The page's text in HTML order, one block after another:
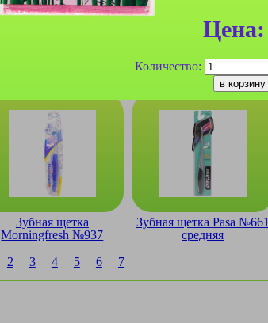
Цена:
Количество:
Зубная щетка Farres
№YS0015 бамбуковая
Зубная щетка
Morningfresh №937
Зубная щетка Pasa №661
средняя
2 3 4 5 6 7